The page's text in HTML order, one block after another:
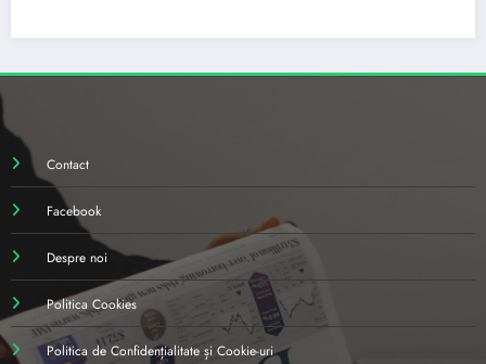
Contact
Facebook
Despre noi
Politica Cookies
Politica de Confidențialitate și Cookie-uri